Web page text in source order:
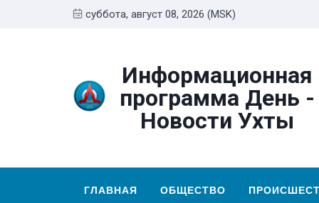
суббота, август 08, 2026 (MSK)
Информационная
программа День -
Новости Ухты
ГЛАВНАЯ ОБЩЕСТВО